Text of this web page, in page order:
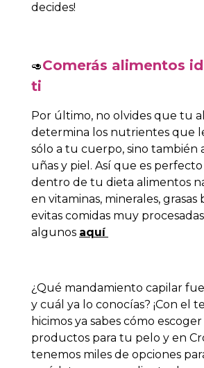
decides!
🥑Comerás alimentos
ti
Por último, no olvides que tu
determina los nutrientes que
sólo a tu cuerpo, sino también
uñas y piel. Así que es
dentro de tu dieta alimentos
en vitaminas, minerales, grasas
evitas comidas muy
algunos aquí
¿Qué mandamiento capilar
y cuál ya lo conocías? ¡Con el
hicimos ya sabes cómo
productos para tu pelo y en
tenemos miles de opciones